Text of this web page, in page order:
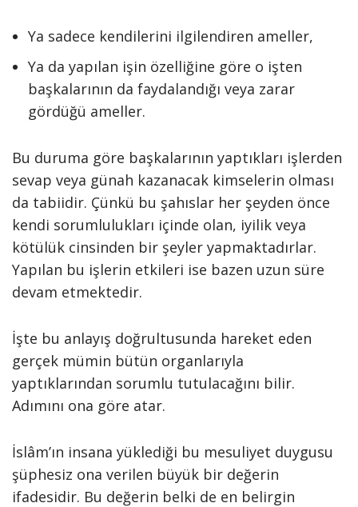
Ya sadece kendilerini ilgilendiren ameller,
Ya da yapılan işin özelliğine göre o işten
başkalarının da faydalandığı veya zarar
gördüğü ameller.
Bu duruma göre başkalarının yaptıkları işlerden
sevap veya günah kazanacak kimselerin olması
da tabiidir. Çünkü bu şahıslar her şeyden önce
kendi sorumlulukları içinde olan, iyilik veya
kötülük cinsinden bir şeyler yapmaktadırlar.
Yapılan bu işlerin etkileri ise bazen uzun süre
devam etmektedir.
İşte bu anlayış doğrultusunda hareket eden
gerçek mümin bütün organlarıyla
yaptıklarından sorumlu tutulacağını bilir.
Adımını ona göre atar.
İslâm’ın insana yüklediği bu mesuliyet duygusu
şüphesiz ona verilen büyük bir değerin
ifadesidir. Bu değerin belki de en belirgin